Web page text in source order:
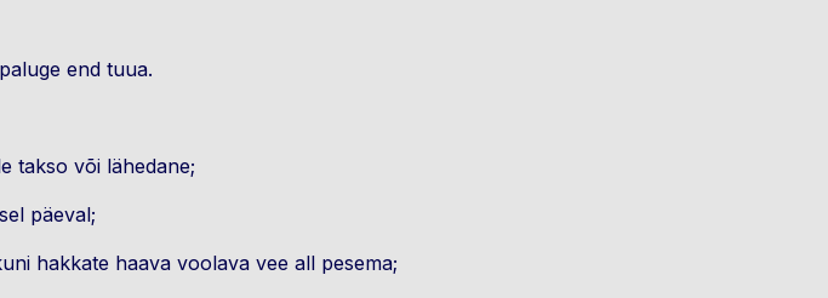
end tuua.
takso või lähedane;
päeval;
hakkate haava voolava vee all pesema;